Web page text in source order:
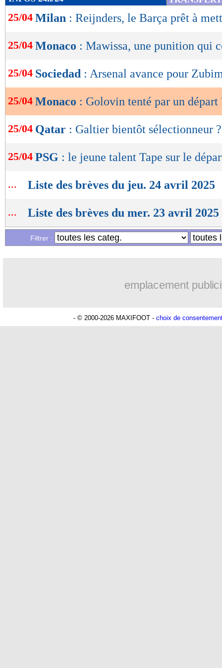
de
lecture
OK
25/04 Milan : Reijnders, le Barça prêt à
25/04 Monaco : Mawissa, une punition qui
25/04 Sociedad : Arsenal avance pour
25/04 Monaco : Golovin tenté par un départ
25/04 Qatar : Galtier bientôt sélectionneur ?
25/04 PSG : le jeune talent Tape sur le
... Liste des brèves du jeu. 24 avril 2025
... Liste des brèves du mer. 23 avril 2025
Filtrer :
emplacement
- © 2000-2026 MAXIFOOT - choix de